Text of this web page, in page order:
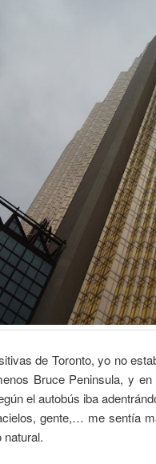
de Toronto, yo no
Bruce Peninsula, y
el autobús iba
gente,… me sentía
natural.